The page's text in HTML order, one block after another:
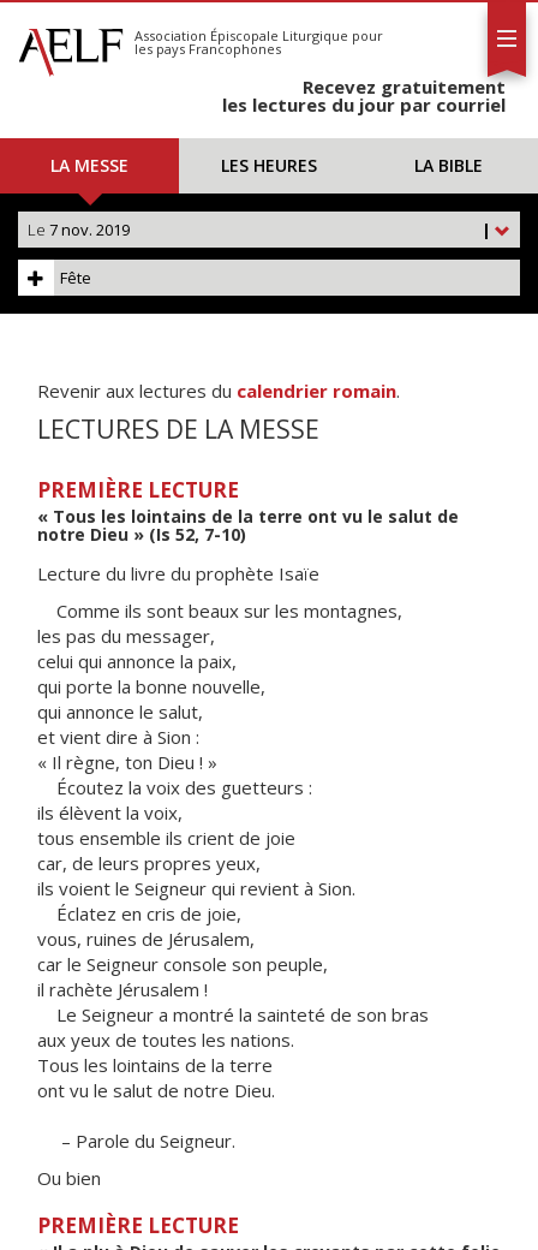
S'abonner
Calendrier
Association Épiscopale Liturgique pour
les pays Francophones
Recevez gratuitement
les lectures du jour par courriel
LA MESSE LES HEURES LA BIBLE
|
Le 7 nov. 2019
Fête
Revenir aux lectures du calendrier romain.
LECTURES DE LA MESSE
PREMIÈRE LECTURE
« Tous les lointains de la terre ont vu le salut de
notre Dieu » (Is 52, 7-10)
Lecture du livre du prophète Isaïe
Comme ils sont beaux sur les montagnes,
les pas du messager,
celui qui annonce la paix,
qui porte la bonne nouvelle,
qui annonce le salut,
et vient dire à Sion :
« Il règne, ton Dieu ! »
Écoutez la voix des guetteurs :
ils élèvent la voix,
tous ensemble ils crient de joie
car, de leurs propres yeux,
ils voient le Seigneur qui revient à Sion.
Éclatez en cris de joie,
vous, ruines de Jérusalem,
car le Seigneur console son peuple,
il rachète Jérusalem !
Le Seigneur a montré la sainteté de son bras
aux yeux de toutes les nations.
Tous les lointains de la terre
ont vu le salut de notre Dieu.
– Parole du Seigneur.
Ou bien
PREMIÈRE LECTURE